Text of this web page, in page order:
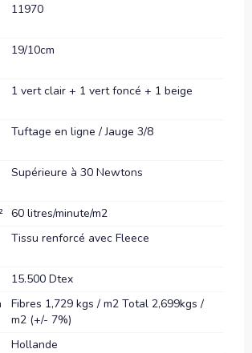
11970
19/10cm
1 vert clair + 1 vert foncé + 1 beige
Tuftage en ligne / Jauge 3/8
Supérieure à 30 Newtons
60 litres/minute/m2
Tissu renforcé avec Fleece
15.500 Dtex
Fibres 1,729 kgs / m2 Total 2,699kgs /
m2 (+/- 7%)
Hollande